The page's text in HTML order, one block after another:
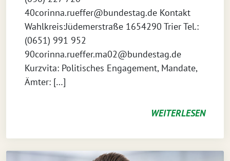
40corinna.rueffer@bundestag.de Kontakt
Wahlkreis:Jüdemerstraße 1654290 Trier Tel.:
(0651) 991 952
90corinna.rueffer.ma02@bundestag.de
Kurzvita: Politisches Engagement, Mandate,
Ämter: […]
WEITERLESEN